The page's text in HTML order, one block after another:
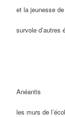
et la jeunesse
survole d’autres
Anéantis
les murs de